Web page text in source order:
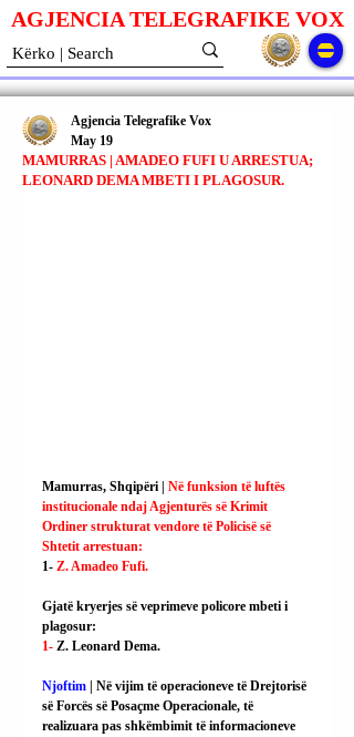
AGJENCIA TELEGRAFIKE VOX
MAMURRAS | AMADEO FUFI U ARRESTUA;
LEONARD DEMA MBETI I PLAGOSUR.
Agjencia Telegrafike Vox
May 19
Mamurras, Shqipëri | Në funksion të luftës
institucionale ndaj Agjenturës së Krimit
Ordiner strukturat vendore të Policisë së
Shtetit arrestuan:
1- Z. Amadeo Fufi.
Gjatë kryerjes së veprimeve policore mbeti i
plagosur:
1- Z. Leonard Dema.
Njoftim | Në vijim të operacioneve të Drejtorisë
së Forcës së Posaçme Operacionale, të
realizuara pas shkëmbimit të informacioneve